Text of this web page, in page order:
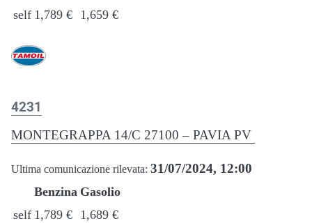
self 1,789 € 1,659 €
4231
MONTEGRAPPA 14/C 27100 – PAVIA PV
Ultima comunicazione rilevata: 31/07/2024, 12:00
Benzina Gasolio
self 1,789 € 1,689 €